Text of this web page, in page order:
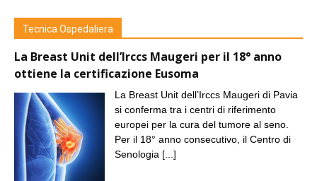
Tecnica Ospedaliera
La Breast Unit dell’Irccs Maugeri per il 18° anno
ottiene la certificazione Eusoma
La Breast Unit dell’Irccs Maugeri di Pavia
si conferma tra i centri di riferimento
europei per la cura del tumore al seno.
Per il 18° anno consecutivo, il Centro di
Senologia [...]